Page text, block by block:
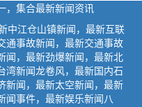
，集合最新新闻资讯
中江仓山镇新闻，最新互联
通事故新闻，最新交通事故
闻，最新劲爆新闻，最新北
湾新闻龙卷风，最新国内石
新闻，最新太空新闻，最新
闻事件，最新娱乐新闻八